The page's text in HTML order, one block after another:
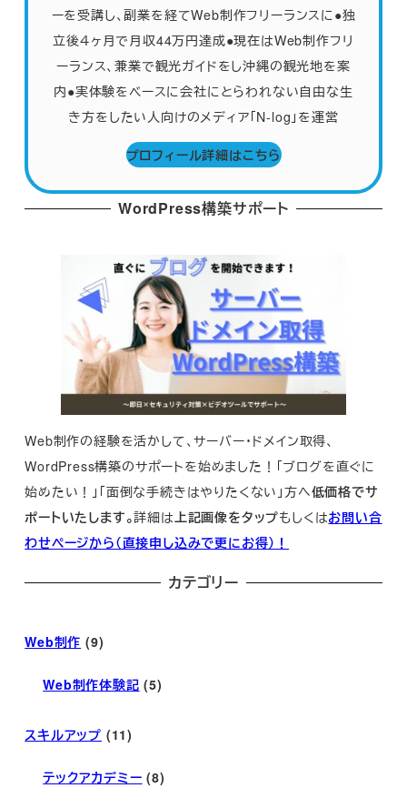
ーを受講し、副業を経てWeb制作フリーランスに●独
立後４ヶ月で月収44万円達成●現在はWeb制作フリ
ーランス、兼業で観光ガイドをし沖縄の観光地を案
内●実体験をベースに会社にとらわれない自由な生
き方をしたい人向けのメディア「N-log」を運営
プロフィール詳細はこちら
WordPress構築サポート
Web制作の経験を活かして、サーバー・ドメイン取得、
WordPress構築のサポートを始めました！「ブログを直ぐに
始めたい！」「面倒な手続きはやりたくない」方へ低価格でサ
ポートいたします。詳細は上記画像をタップもしくはお問い合
わせページから（直接申し込みで更にお得）！
カテゴリー
Web制作 (9)
Web制作体験記 (5)
スキルアップ (11)
テックアカデミー (8)